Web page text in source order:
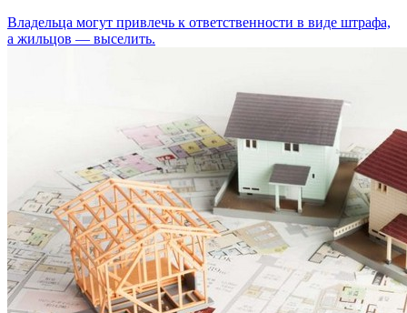
Владельца могут привлечь к ответственности в виде штрафа,
а жильцов — выселить.